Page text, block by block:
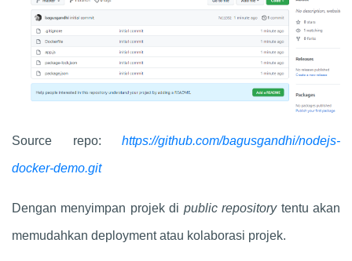
Source repo: https://github.com/bagusgandhi/nodejs-
docker-demo.git
Dengan menyimpan projek di public repositorytentu akan
memudahkan deployment atau kolaborasi projek.